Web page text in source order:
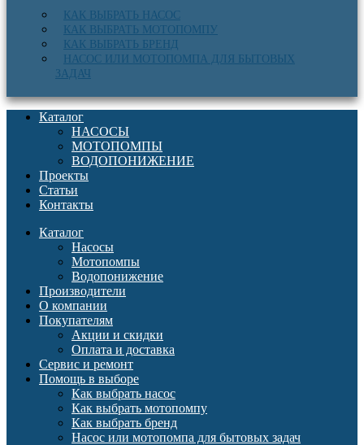
КАК ВЫБРАТЬ НАСОС
КАК ВЫБРАТЬ МОТОПОМПУ
КАК ВЫБРАТЬ БРЕНД
НАСОС ИЛИ МОТОПОМПА ДЛЯ БЫТОВЫХ
ЗАДАЧ
Каталог
НАСОСЫ
МОТОПОМПЫ
ВОДОПОНИЖЕНИЕ
Проекты
Статьи
Контакты
Каталог
Насосы
Мотопомпы
Водопонижение
Производители
О компании
Покупателям
Акции и скидки
Оплата и доставка
Сервис и ремонт
Помощь в выборе
Как выбрать насос
Как выбрать мотопомпу
Как выбрать бренд
Насос или мотопомпа для бытовых задач